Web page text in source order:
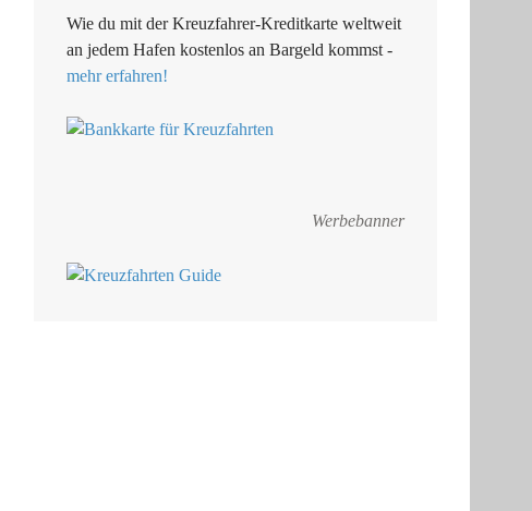
Wie du mit der Kreuzfahrer-Kreditkarte weltweit
an jedem Hafen kostenlos an Bargeld kommst -
mehr erfahren!
Werbebanner